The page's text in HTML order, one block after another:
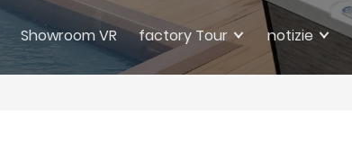
Showroom VR factory Tour notizie